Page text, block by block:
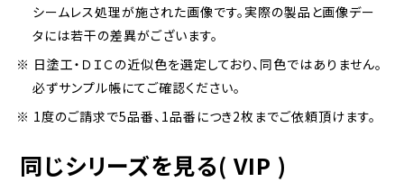
シームレス処理が施された画像です。実際の製品と画像デー
タには若干の差異がございます。
※ 日塗工・ＤＩＣの近似色を選定しており、同色ではありません。
必ずサンプル帳にてご確認ください。
※ 1度のご請求で5品番、1品番につき2枚までご依頼頂けます。
同じシリーズを見る( VIP )